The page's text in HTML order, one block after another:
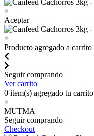
×
Aceptar
×
Producto agregado a carrito
Seguir comprando
Ver carrito
0 item(s) agregado tu carrito
×
MUTMA
Seguir comprando
Checkout